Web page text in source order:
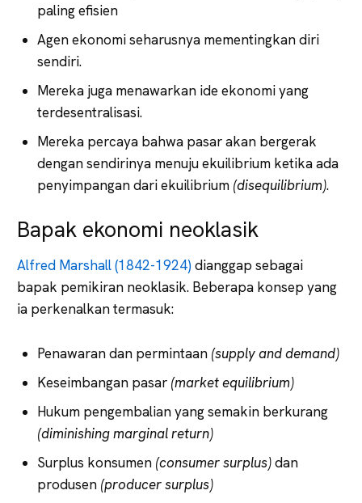
paling efisien
Agen ekonomi seharusnya mementingkan diri
sendiri.
Mereka juga menawarkan ide ekonomi yang
terdesentralisasi.
Mereka percaya bahwa pasar akan bergerak
dengan sendirinya menuju ekuilibrium ketika ada
penyimpangan dari ekuilibrium (disequilibrium).
Bapak ekonomi neoklasik
Alfred Marshall (1842-1924)dianggap sebagai
bapak pemikiran neoklasik. Beberapa konsep yang
ia perkenalkan termasuk:
Penawaran dan permintaan (supply and demand)
Keseimbangan pasar (market equilibrium)
Hukum pengembalian yang semakin berkurang
(diminishing marginal return)
Surplus konsumen (consumer surplus)dan
produsen (producer surplus)